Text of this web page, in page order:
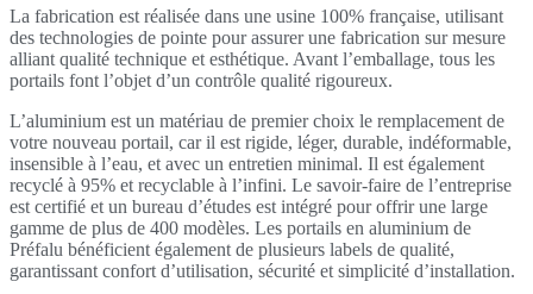
La fabrication est réalisée dans une usine 100% française, utilisant
des technologies de pointe pour assurer une fabrication sur mesure
alliant qualité technique et esthétique. Avant l’emballage, tous les
portails font l’objet d’un contrôle qualité rigoureux.
L’aluminium est un matériau de premier choix le remplacement de
votre nouveau portail, car il est rigide, léger, durable, indéformable,
insensible à l’eau, et avec un entretien minimal. Il est également
recyclé à 95% et recyclable à l’infini. Le savoir-faire de l’entreprise
est certifié et un bureau d’études est intégré pour offrir une large
gamme de plus de 400 modèles. Les portails en aluminium de
Préfalu bénéficient également de plusieurs labels de qualité,
garantissant confort d’utilisation, sécurité et simplicité d’installation.